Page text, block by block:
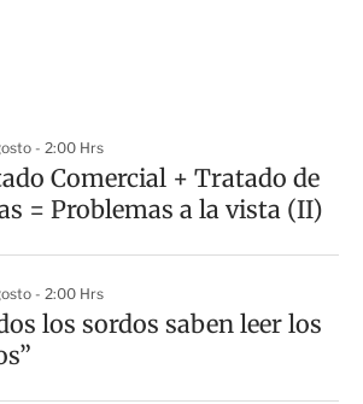
- 2:00 Hrs
Comercial + Tratado de
= Problemas a la vista (II)
- 2:00 Hrs
los sordos saben leer los